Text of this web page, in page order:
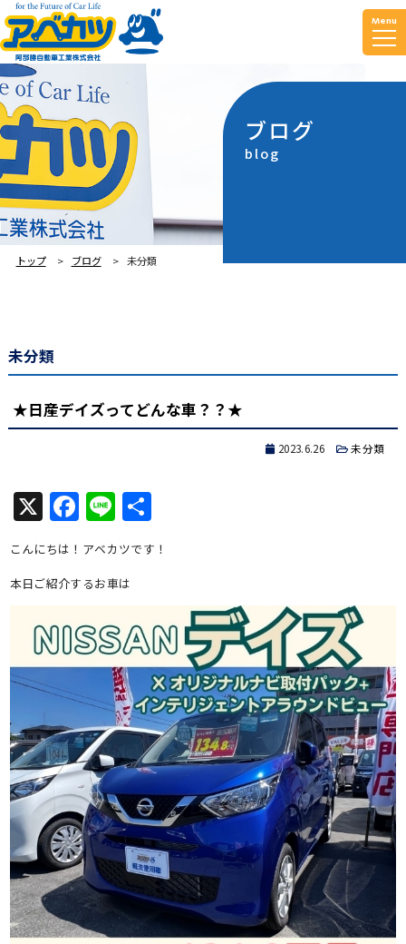
Menu
ブログ
blog
トップ ブログ 未分類
未分類
★日産デイズってどんな車？？★
2023.6.26 未分類
X Facebook
Line共
有
こんにちは！アベカツです！
本日ご紹介するお車は